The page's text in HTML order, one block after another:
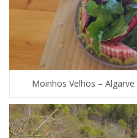
Moinhos Velhos –